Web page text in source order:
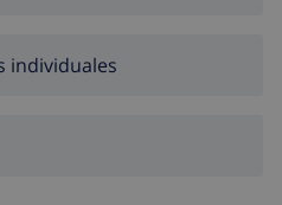
la urbanización.
1100 m2 .
individuales